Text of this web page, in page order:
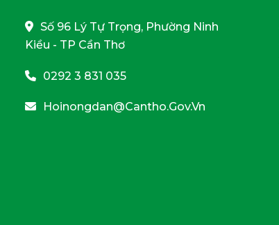
Số 96 Lý Tự Trọng, Phường Ninh
Kiều - TP Cần Thơ
0292 3 831 035
Hoinongdan@cantho.gov.vn